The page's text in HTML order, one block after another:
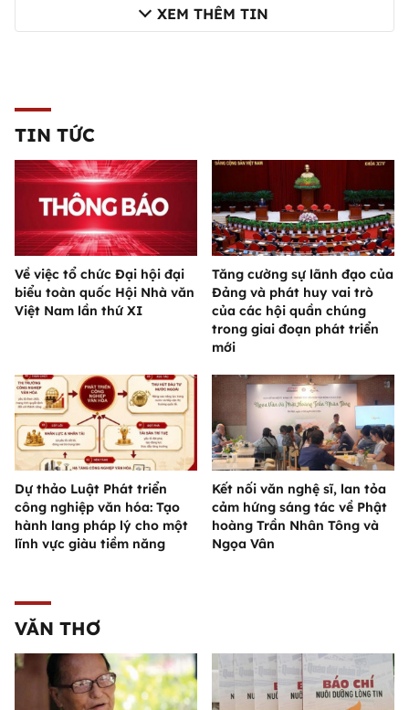
XEM THÊM TIN
TIN TỨC
Về việc tổ chức Đại hội đại
biểu toàn quốc Hội Nhà văn
Việt Nam lần thứ XI
Tăng cường sự lãnh đạo của
Đảng và phát huy vai trò
của các hội quần chúng
trong giai đoạn phát triển
mới
Dự thảo Luật Phát triển
công nghiệp văn hóa: Tạo
hành lang pháp lý cho một
lĩnh vực giàu tiềm năng
Kết nối văn nghệ sĩ, lan tỏa
cảm hứng sáng tác về Phật
hoàng Trần Nhân Tông và
Ngọa Vân
VĂN THƠ